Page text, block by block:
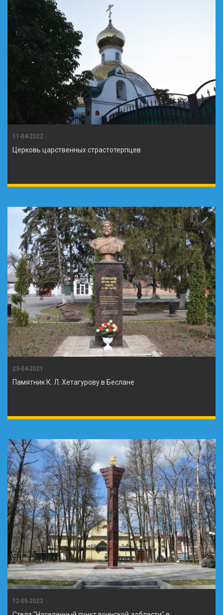
11-04-2022
Церковь царственных страстотерпцев
23-04-2021
Памятник К. Л. Хетагурову в Беслане
12-05-2022